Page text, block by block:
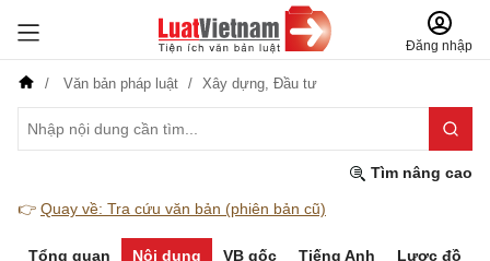
Đăng nhập
Văn bản pháp luật Xây dựng, Đầu tư
Tìm nâng cao
👉 Quay về: Tra cứu văn bản (phiên bản cũ)
Tổng quan Nội dung VB gốc Tiếng Anh Lược đồ